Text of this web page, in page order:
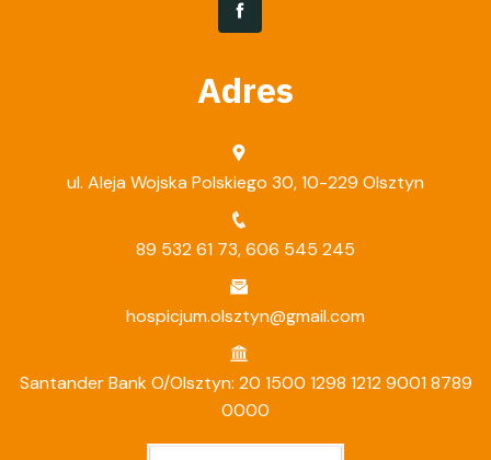
Adres
ul. Aleja Wojska Polskiego 30, 10-229 Olsztyn
89 532 61 73,606 545 245
hospicjum.olsztyn@gmail.com
Santander Bank O/Olsztyn: 20 1500 1298 1212 9001 8789
0000